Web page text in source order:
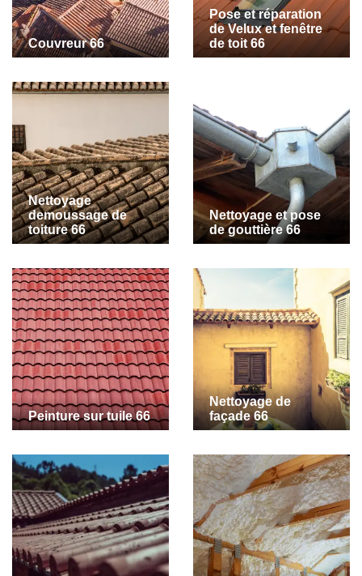
Couvreur 66
Pose et réparation
de Velux et fenêtre
de toit 66
Nettoyage
demoussage de
toiture 66
Nettoyage et pose
de gouttière 66
Peinture sur tuile 66
Nettoyage de
façade 66